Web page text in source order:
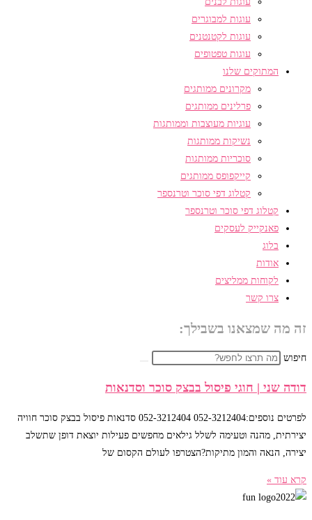
עוגות למבוגרים
עוגות לקטנטנים
עוגות טפטופים
המתוקים שלנו
מקרונים ממותגים
פרלינים ממותגים
עוגיות מעוצבות וממותגות
נשיקות ממותגות
סוכריות ממותגות
קייקפופס ממותגים
קטלוג דפי סוכר וטרנספר
קטלוג דפי סוכר וטרנספר
פאנקייק לעסקים
בלוג
אודות
לקוחות ממליצים
צרו קשר
זה מה שמצאנו בשבילך:
חיפוש
דודה שני | חוגי פיסול בבצק סוכר וסדנאות
לפרטים נוספים:052-3212404 052-3212404 סדנאות פיסול בבצק סוכר חוויה
יצירתית, מהנה וטעימה לשלל גילאים מחפשים פעילות יוצאת דופן שתשלב
יצירה, הנאה והמון מתיקות?הצטרפו לעולם הקסום של
קרא עוד »